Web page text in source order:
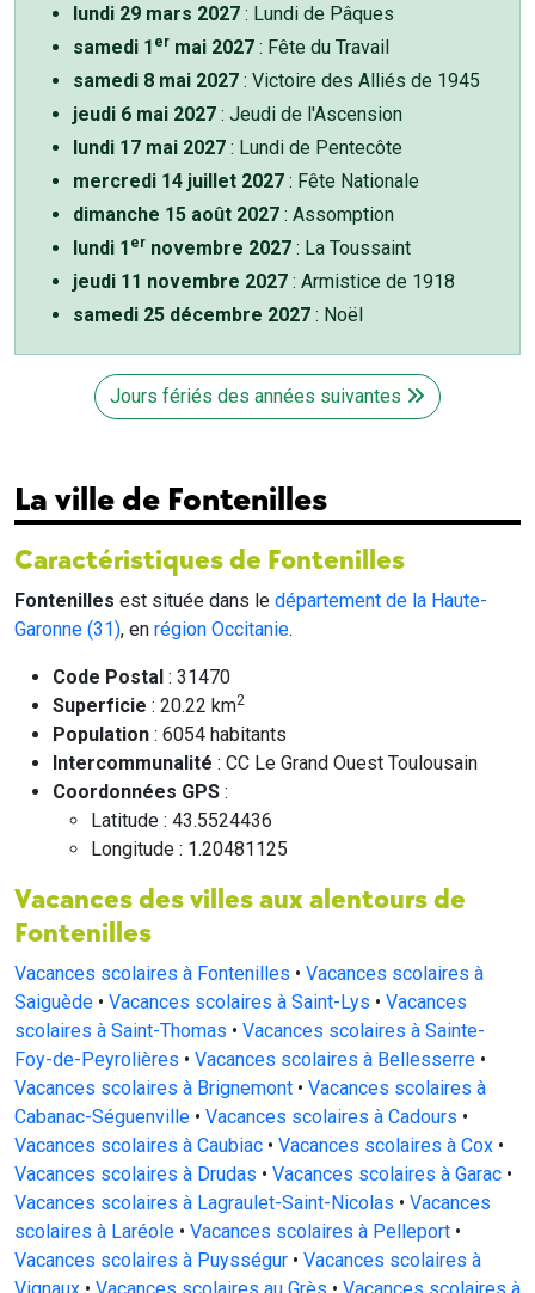
lundi 29 mars 2027 : Lundi de Pâques
samedi 1 er mai 2027 : Fête du Travail
samedi 8 mai 2027 : Victoire des Alliés de 1945
jeudi 6 mai 2027 : Jeudi de l'Ascension
lundi 17 mai 2027 : Lundi de Pentecôte
mercredi 14 juillet 2027 : Fête Nationale
dimanche 15 août 2027 : Assomption
lundi 1 er novembre 2027 : La Toussaint
jeudi 11 novembre 2027 : Armistice de 1918
samedi 25 décembre 2027 : Noël
Jours fériés des années suivantes
La ville de Fontenilles
Caractéristiques de Fontenilles
Fontenilles est située dans le département de la Haute-
Garonne (31), en région Occitanie.
Code Postal : 31470
Superficie : 20.22 km2
Population : 6054 habitants
Intercommunalité : CC Le Grand Ouest Toulousain
Coordonnées GPS :
Latitude : 43.5524436
Longitude : 1.20481125
Vacances des villes aux alentours de
Fontenilles
Vacances scolaires à Fontenilles • Vacances scolaires à
Saiguède • Vacances scolaires à Saint-Lys • Vacances
scolaires à Saint-Thomas • Vacances scolaires à Sainte-
Foy-de-Peyrolières • Vacances scolaires à Bellesserre •
Vacances scolaires à Brignemont • Vacances scolaires à
Cabanac-Séguenville • Vacances scolaires à Cadours •
Vacances scolaires à Caubiac • Vacances scolaires à Cox •
Vacances scolaires à Drudas • Vacances scolaires à Garac •
Vacances scolaires à Lagraulet-Saint-Nicolas • Vacances
scolaires à Laréole • Vacances scolaires à Pelleport •
Vacances scolaires à Puysségur • Vacances scolaires à